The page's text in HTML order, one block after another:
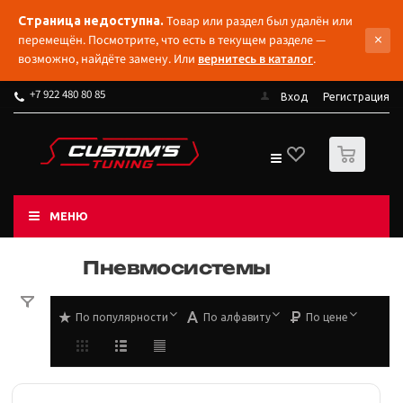
Страница недоступна. Товар или раздел был удалён или
перемещён. Посмотрите, что есть в текущем разделе —
возможно, найдёте замену. Или вернитесь в каталог.
×
+7 922 480 80 85 Вход Регистрация
0
МЕНЮ
Пневмосистемы
По популярности По алфавиту По цене